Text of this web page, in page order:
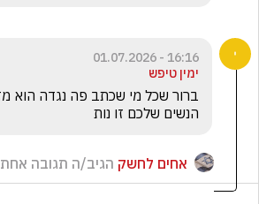
16:16 - 01.07.2026
ימין טיפש
הנשים שלכם זו נות
אחים לחשק הגיב/ה תגובה אחת